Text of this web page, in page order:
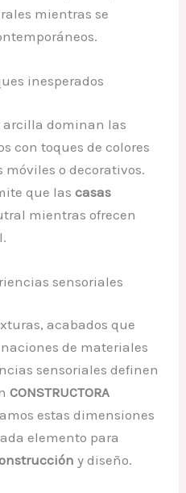
mientras se
inesperados
arcilla dominan las
con toques de colores
o decorativos.
que lascasas
mientras ofrecen
sensoriales
acabados que
de materiales
sensoriales definen
CONSTRUCTORA
estas dimensiones
elemento para
y diseño.